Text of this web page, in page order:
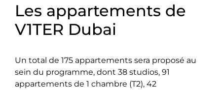
Les appartements de
V1TER Dubai
Un total de 175 appartements sera proposé au
sein du programme, dont 38 studios, 91
appartements de 1 chambre (T2), 42